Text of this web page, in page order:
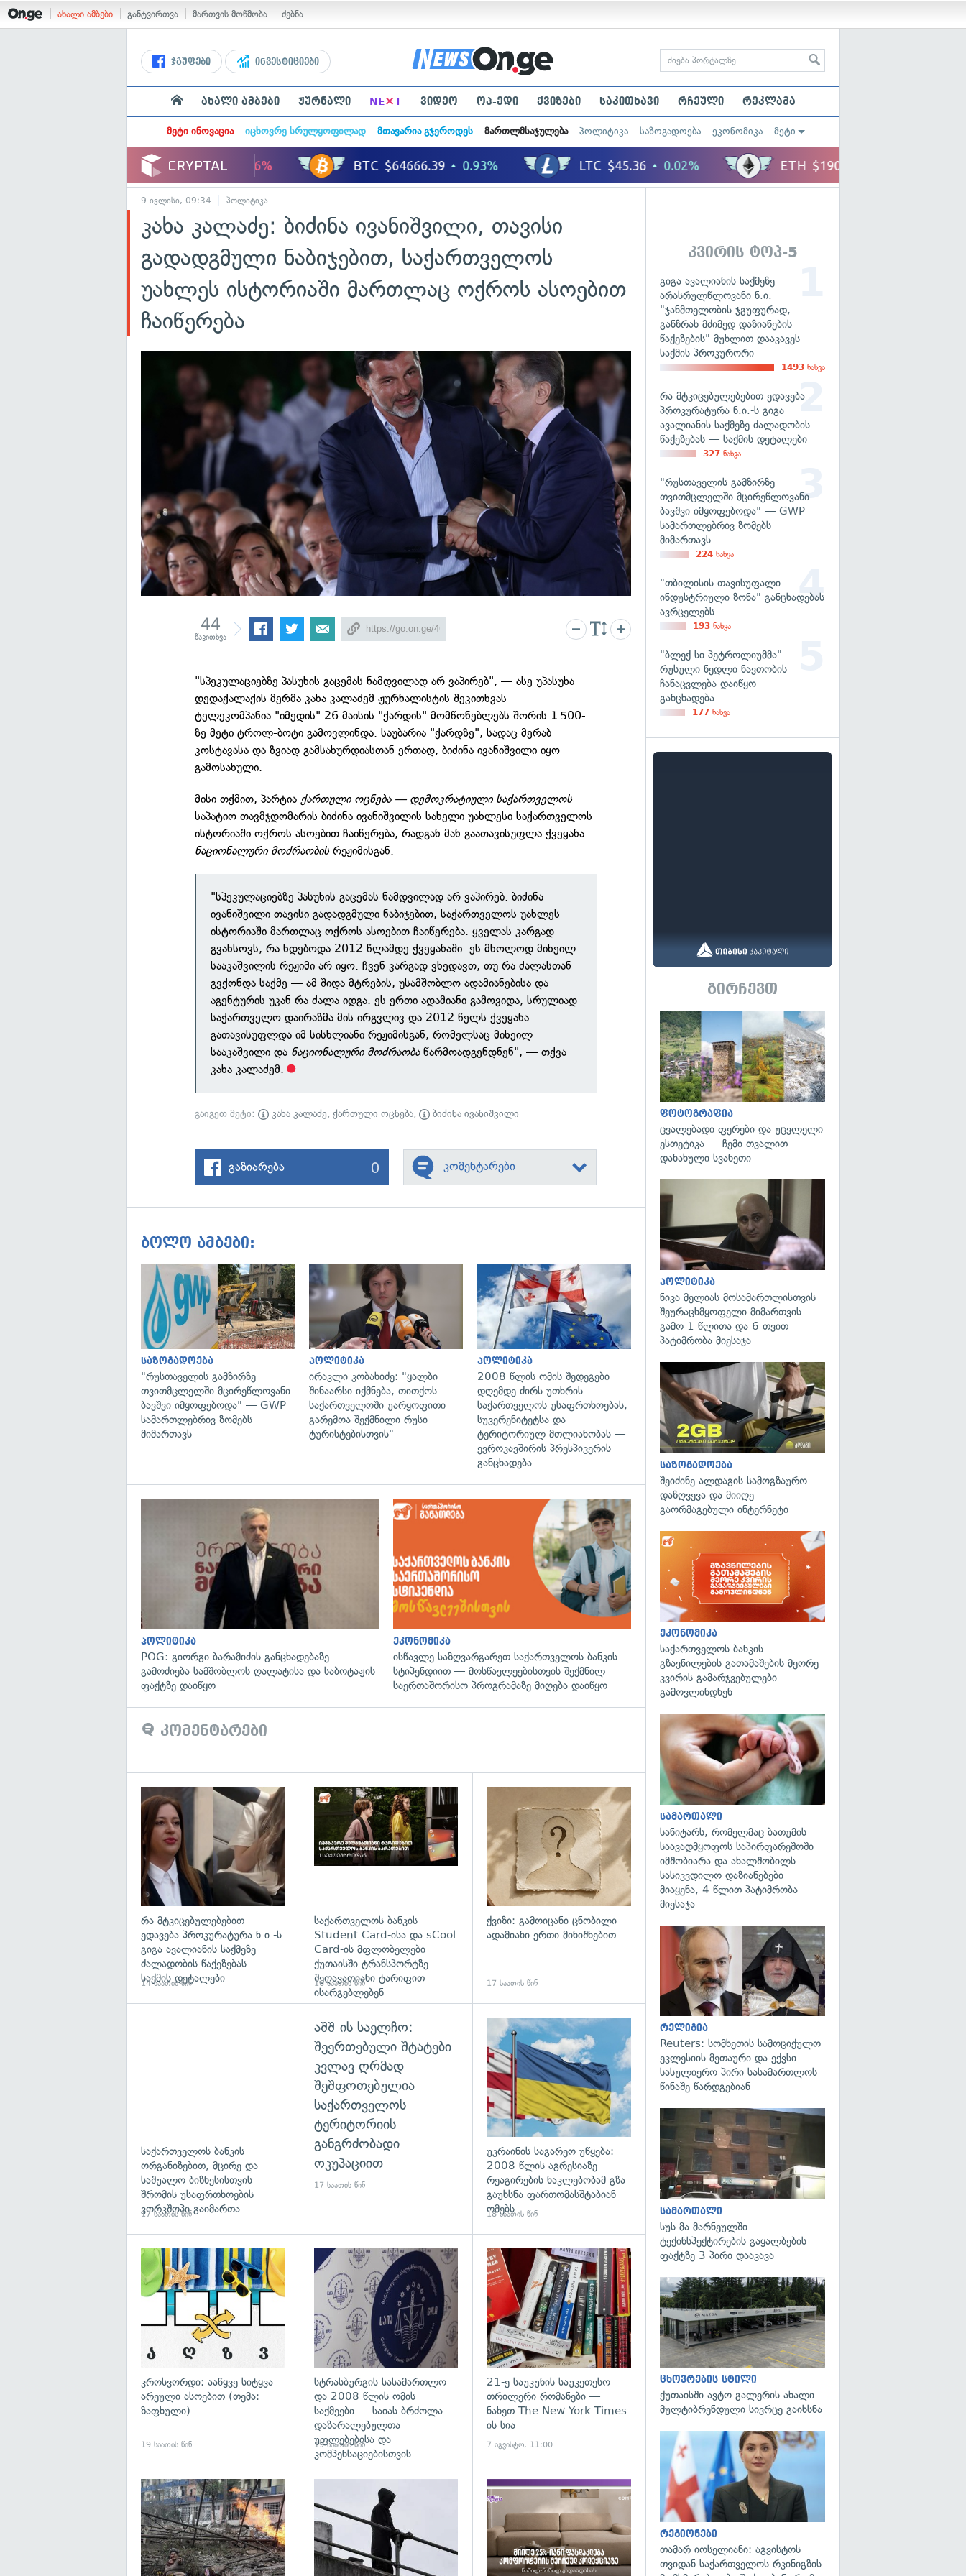
ახალი ამბები განტვირთვა მართვის მოწმობა ძებნა
ჯგუფები ინვესტიციები
ახალი ამბები ჟურნალი NE×T ვიდეო ოპ-ედი ქვიზები საკითხავი რჩეული რეკლამა
მეტი ინოვაცია იცხოვრე სრულყოფილად მთავარია გჯეროდეს მართლმსაჯულება პოლიტიკა საზოგადოება ეკონომიკა მეტი
9 ივლისი, 09:34 პოლიტიკა
კახა კალაძე: ბიძინა ივანიშვილი, თავისი
გადადგმული ნაბიჯებით, საქართველოს
უახლეს ისტორიაში მართლაც ოქროს ასოებით
ჩაიწერება
44
წაკითხვა
"სპეკულაციებზე პასუხის გაცემას ნამდვილად არ ვაპირებ", — ასე უპასუხა
დედაქალაქის მერმა კახა კალაძემ ჟურნალისტის შეკითხვას —
ტელეკომპანია "იმედის" 26 მაისის "ქარდის" მომწონებლებს შორის 1 500-
ზე მეტი ტროლ-ბოტი გამოვლინდა. საუბარია "ქარდზე", სადაც მერაბ
კოსტავასა და ზვიად გამსახურდიასთან ერთად, ბიძინა ივანიშვილი იყო
გამოსახული.
მისი თქმით, პარტიაქართული ოცნება — დემოკრატიული საქართველოს
საპატიო თავმჯდომარის ბიძინა ივანიშვილის სახელი უახლესი საქართველოს
ისტორიაში ოქროს ასოებით ჩაიწერება, რადგან მან გაათავისუფლა ქვეყანა
ნაციონალური მოძრაობისრეჟიმისგან.
"სპეკულაციებზე პასუხის გაცემას ნამდვილად არ ვაპირებ. ბიძინა
ივანიშვილი თავისი გადადგმული ნაბიჯებით, საქართველოს უახლეს
ისტორიაში მართლაც ოქროს ასოებით ჩაიწერება. ყველას კარგად
გვახსოვს, რა ხდებოდა 2012 წლამდე ქვეყანაში. ეს მხოლოდ მიხეილ
სააკაშვილის რეჟიმი არ იყო. ჩვენ კარგად ვხედავთ, თუ რა ძალასთან
გვქონდა საქმე — ამ შიდა მტრების, უსამშობლო ადამიანებისა და
აგენტურის უკან რა ძალა იდგა. ეს ერთი ადამიანი გამოვიდა, სრულიად
საქართველო დაირაზმა მის ირგვლივ და 2012 წელს ქვეყანა
გათავისუფლდა იმ სისხლიანი რეჟიმისგან, რომელსაც მიხეილ
სააკაშვილი და ნაციონალური მოძრაობაწარმოადგენდნენ", — თქვა
კახა კალაძემ.
გაიგეთ მეტი: კახა კალაძე,ქართული ოცნება, ბიძინა ივანიშვილი
გაზიარება 0 კომენტარები
ბოლო ამბები:
საზოგადოება
"რუსთაველის გამზირზე
თვითმცლელში მცირეწლოვანი
ბავშვი იმყოფებოდა" — GWP
სამართლებრივ ზომებს
მიმართავს
გადახედვა
პოლიტიკა
ირაკლი კობახიძე: "ყალბი
შინაარსი იქმნება, თითქოს
საქართველოში უარყოფითი
გარემოა შექმნილი რუსი
ტურისტებისთვის"
გადახედვა
პოლიტიკა
2008 წლის ომის შედეგები
დღემდე ძირს უთხრის
საქართველოს უსაფრთხოებას,
სუვერენიტეტსა და
ტერიტორიულ მთლიანობას —
ევროკავშირის პრესპიკერის
განცხადება
გადახედვა
პოლიტიკა
POG: გიორგი ბარამიძის განცხადებაზე
გამოძიება სამშობლოს ღალატისა და საბოტაჟის
ფაქტზე დაიწყო
ეკონომიკა
ისწავლე საზღვარგარეთ საქართველოს ბანკის
სტიპენდიით — მოსწავლეებისთვის შექმნილ
საერთაშორისო პროგრამაზე მიღება დაიწყო
კომენტარები
გადახედვა
რა მტკიცებულებებით
ედავება პროკურატურა ნ.ი.-ს
გიგა ავალიანის საქმეზე
ძალადობის წაქეზებას —
საქმის დეტალები
14 საათის წინ
საქართველოს ბანკის
Student Card-ისა და sCool
Card-ის მფლობელები
ქუთაისში ტრანსპორტზე
შეღავათიანი ტარიფით
ისარგებლებენ
16 საათის წინ
ქვიზი: გამოიცანი ცნობილი
ადამიანი ერთი მინიშნებით
17 საათის წინ
საქართველოს ბანკის
ორგანიზებით, მცირე და
საშუალო ბიზნესისთვის
შრომის უსაფრთხოების
ვორკშოპი გაიმართა
17 საათის წინ
აშშ-ის საელჩო:
შეერთებული შტატები
კვლავ ღრმად
შეშფოთებულია
საქართველოს
ტერიტორიის
განგრძობადი
ოკუპაციით
17 საათის წინ
გადახედვა
უკრაინის საგარეო უწყება:
2008 წლის აგრესიაზე
რეაგირების ნაკლებობამ გზა
გაუხსნა ფართომასშტაბიან
ომებს
18 საათის წინ
გადახედვა
კროსვორდი: ააწყვე სიტყვა
არეული ასოებით (თემა:
ზაფხული)
19 საათის წინ
გადახედვა
სტრასბურგის სასამართლო
და 2008 წლის ომის
საქმეები — საიას ბრძოლა
დაზარალებულთა
უფლებებისა და
კომპენსაციებისთვის
19 საათის წინ
გადახედვა
21-ე საუკუნის საუკეთესო
თრილერი რომანები —
ნახეთ The New York Times-
ის სია
7 აგვისტო, 11:00
გადახედვა
კვირის ტოპ-5
გიგა ავალიანის საქმეზე
არასრულწლოვანი ნ.ი.
"ჯანმთელობის ჯგუფურად,
განზრახ მძიმედ დაზიანების
წაქეზების" მუხლით დააკავეს —
საქმის პროკურორი
1493 ნახვა
რა მტკიცებულებებით ედავება
პროკურატურა ნ.ი.-ს გიგა
ავალიანის საქმეზე ძალადობის
წაქეზებას — საქმის დეტალები
327 ნახვა
"რუსთაველის გამზირზე
თვითმცლელში მცირეწლოვანი
ბავშვი იმყოფებოდა" — GWP
სამართლებრივ ზომებს
მიმართავს
224 ნახვა
"თბილისის თავისუფალი
ინდუსტრიული ზონა" განცხადებას
ავრცელებს
193 ნახვა
"ბლექ სი პეტროლიუმმა"
რუსული ნედლი ნავთობის
ჩანაცვლება დაიწყო —
განცხადება
177 ნახვა
გირჩევთ
ფოტოგრაფია
ცვალებადი ფერები და უცვლელი
ესთეტიკა — ჩემი თვალით
დანახული სვანეთი
პოლიტიკა
ნიკა მელიას მოსამართლისთვის
შეურაცხმყოფელი მიმართვის
გამო 1 წლითა და 6 თვით
პატიმრობა მიესაჯა
საზოგადოება
შეიძინე ალდაგის სამოგზაურო
დაზღვევა და მიიღე
გაორმაგებული ინტერნეტი
ეკონომიკა
საქართველოს ბანკის
გზავნილების გათამაშების მეორე
კვირის გამარჯვებულები
გამოვლინდნენ
სამართალი
სანიტარს, რომელმაც ბათუმის
საავადმყოფოს საპირფარეშოში
იმშობიარა და ახალშობილს
სასიკვდილო დაზიანებები
მიაყენა, 4 წლით პატიმრობა
მიესაჯა
რელიგია
Reuters: სომხეთის სამოციქულო
ეკლესიის მეთაური და ექვსი
სასულიერო პირი სასამართლოს
წინაშე წარდგებიან
სამართალი
სუს-მა მარნეულში
ტექინსპექტირების გაყალბების
ფაქტზე 3 პირი დააკავა
ცხოვრების სტილი
ქუთაისში ავტო გალერის ახალი
მულტიბრენდული სივრცე გაიხსნა
რეგიონები
თამარ იოსელიანი: აგვისტოს
თვიდან საქართველოს რკინიგზის